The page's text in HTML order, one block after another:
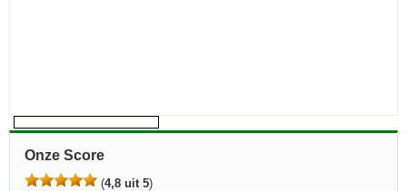
Onze Score
(4,8 uit 5)